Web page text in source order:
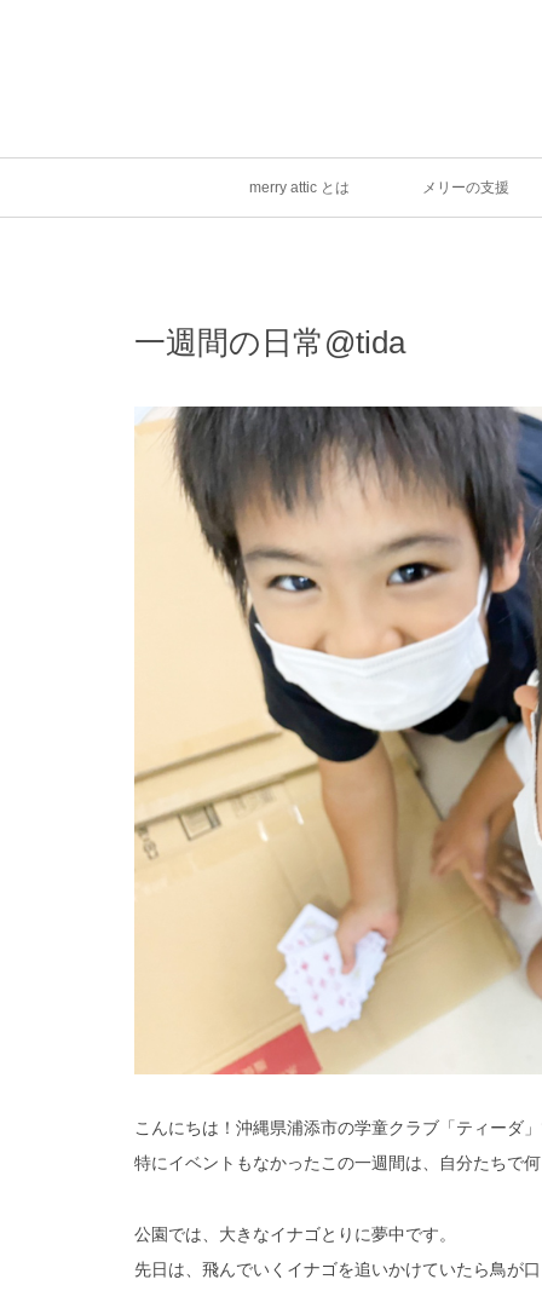
merry attic とは メリーの支援
一週間の日常@tida
こんにちは！沖縄県浦添市の学童クラブ「ティーダ
特にイベントもなかったこの一週間は、自分たちで
公園では、大きなイナゴとりに夢中です。
先日は、飛んでいくイナゴを追いかけていたら鳥が